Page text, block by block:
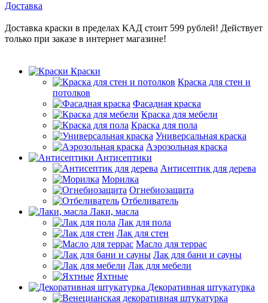
Доставка
Доставка краски в пределах КАД стоит 599 рублей! Действует
только при заказе в интернет магазине!
Краски
Краска для стен и
потолков
Фасадная краска
Краска для мебели
Краска для пола
Универсальная краска
Аэрозольная краска
Антисептики
Антисептик для дерева
Морилка
Огнебиозащита
Отбеливатель
Лаки, масла
Лак для пола
Лак для стен
Масло для террас
Лак для бани и сауны
Лак для мебели
Яхтные
Декоративная штукатурка